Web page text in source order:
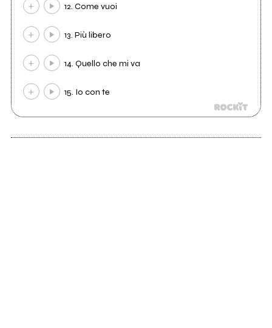
12. Come vuoi
13. Più libero
14. Quello che mi va
15. Io con te